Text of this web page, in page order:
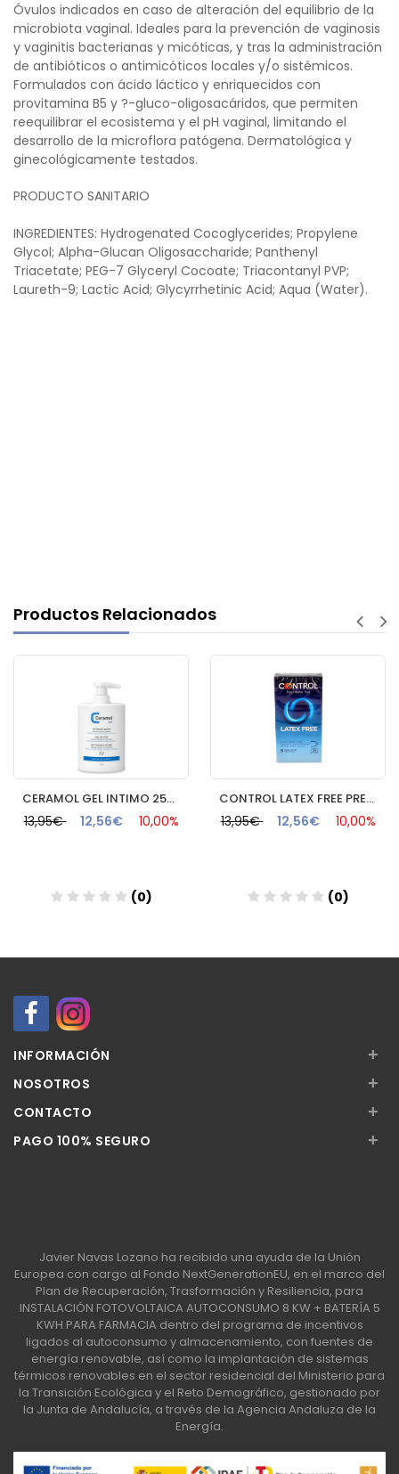
Óvulos indicados en caso de alteración del equilibrio de la
microbiota vaginal. Ideales para la prevención de vaginosis
y vaginitis bacterianas y micóticas, y tras la administración
de antibióticos o antimicóticos locales y/o sistémicos.
Formulados con ácido láctico y enriquecidos con
provitamina B5 y ?-gluco-oligosacáridos, que permiten
reequilibrar el ecosistema y el pH vaginal, limitando el
desarrollo de la microflora patógena. Dermatológica y
ginecológicamente testados.
PRODUCTO SANITARIO
INGREDIENTES: Hydrogenated Cocoglycerides; Propylene
Glycol; Alpha-Glucan Oligosaccharide; Panthenyl
Triacetate; PEG-7 Glyceryl Cocoate; Triacontanyl PVP;
Laureth-9; Lactic Acid; Glycyrrhetinic Acid; Aqua (Water).
Productos Relacionados
CERAMOL GEL INTIMO 250ML FARMACIA NAVAS
13,95€ 12,56€ 10,00%
(0)
CONTROL LATEX FREE PRESERVATIVOS 5 UNIDADES
13,95€ 12,56€ 10,00%
(0)
INFORMACIÓN +
NOSOTROS +
CONTACTO +
PAGO 100% SEGURO +
Javier Navas Lozano ha recibido una ayuda de la Unión
Europea con cargo al Fondo NextGenerationEU, en el marco del
Plan de Recuperación, Trasformación y Resiliencia, para
INSTALACIÓN FOTOVOLTAICA AUTOCONSUMO 8 KW + BATERÍA 5
KWH PARA FARMACIA dentro del programa de incentivos
ligados al autoconsumo y almacenamiento, con fuentes de
energía renovable, así como la implantación de sistemas
térmicos renovables en el sector residencial del Ministerio para
la Transición Ecológica y el Reto Demográfico, gestionado por
la Junta de Andalucía, a través de la Agencia Andaluza de la
Energía.